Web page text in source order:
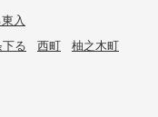
入
る 西町 柚之木町